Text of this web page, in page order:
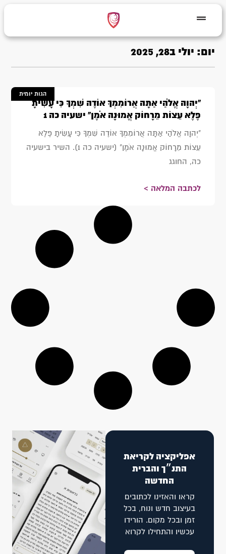
יום: יולי ב28, 2025
הגות יומית
"יְהוָה אֱלֹהַי אַתָּה אֲרוֹמִמְךָ אוֹדֶה שִׁמְךָ כִּי עָשִׂיתָ
פֶּלֶא עֵצוֹת מֵרָחוֹק אֱמוּנָה אֹמֶן" ישעיה כה 1
"יְהוָה אֱלֹהַי אַתָּה אֲרוֹמִמְךָ אוֹדֶה שִׁמְךָ כִּי עָשִׂיתָ פֶּלֶא
עֵצוֹת מֵרָחוֹק אֱמוּנָה אֹמֶן" (ישעיה כה 1). השיר בישעיה
כה, החוגג
לכתבה המלאה >
אפליקציה לקריאת
התנ״ך והברית
החדשה
קראו והאזינו לכתובים
בעיצוב חדש ונוח, בכל
זמן ובכל מקום. הורידו
עכשיו והתחילו לקרוא